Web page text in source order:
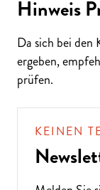
Hinweis
Da sich bei den
ergeben,
prüfen.
KEINEN